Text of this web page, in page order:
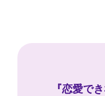
『恋愛で